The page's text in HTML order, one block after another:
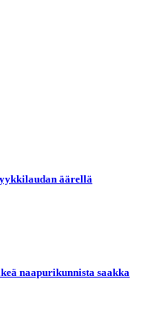
äärellä
naapurikunnista saakka